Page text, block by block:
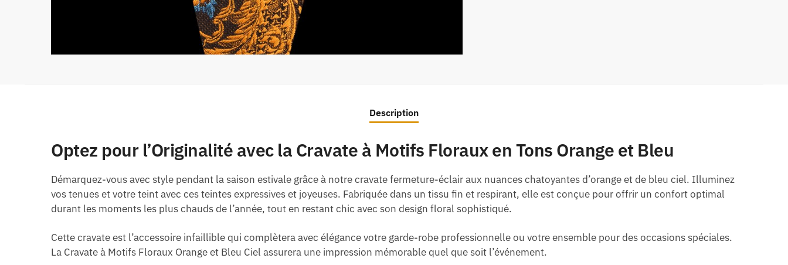
Description
Optez pour l’Originalité avec la Cravate à Motifs Floraux en Tons Orange et Bleu
Démarquez-vous avec style pendant la saison estivale grâce à notre cravate fermeture-éclair aux nuances chatoyantes d’orange et de bleu ciel. Illuminez
vos tenues et votre teint avec ces teintes expressives et joyeuses. Fabriquée dans un tissu fin et respirant, elle est conçue pour offrir un confort optimal
durant les moments les plus chauds de l’année, tout en restant chic avec son design floral sophistiqué.
Cette cravate est l’accessoire infaillible qui complètera avec élégance votre garde-robe professionnelle ou votre ensemble pour des occasions spéciales.
La Cravate à Motifs Floraux Orange et Bleu Ciel assurera une impression mémorable quel que soit l’événement.